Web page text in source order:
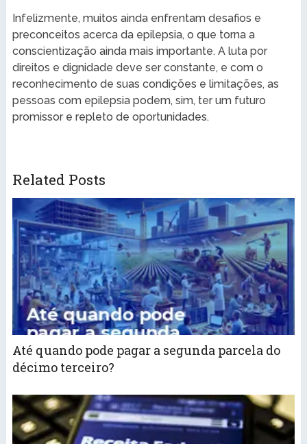
Infelizmente, muitos ainda enfrentam desafios e
preconceitos acerca da epilepsia, o que torna a
conscientização ainda mais importante. A luta por
direitos e dignidade deve ser constante, e com o
reconhecimento de suas condições e limitações, as
pessoas com epilepsia podem, sim, ter um futuro
promissor e repleto de oportunidades.
Related Posts
Até quando pode pagar a segunda parcela do
décimo terceiro?